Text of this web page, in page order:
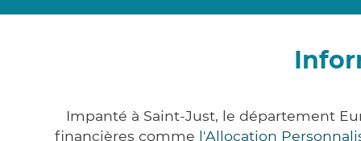
Impanté à Saint-Just, le département
financières comme l'Allocation